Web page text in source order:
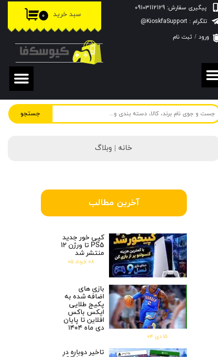
جستجو
پیگیری سفارش: 09103112129
۰ سبد خرید
ورود / ثبت نام
حساب کاربری من
تغییر گذر واژه
سفارشات
خروج از حساب کاربری
تلگرام : KioskfaSupport@
خانه | وبلاگ
آخرین مطالب
کپی خور جدید
PS5 تا ورژن 12
منتشر شد
۰۸ خرداد ۰۵
بازی های
اضافه شده به
پکیج طلایی
ایکس باکس
افلاین تا پایان
دی ماه ۱۴۰۴
۱۵ دی ۰۴
تاخیر دوباره در